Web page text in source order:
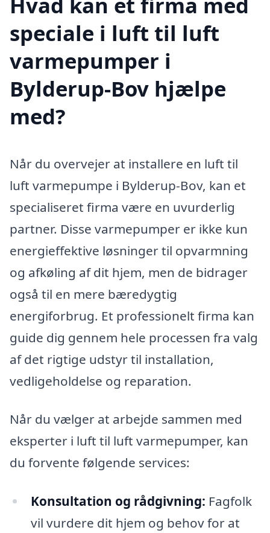
speciale i luft til luft
varmepumper i
Bylderup-Bov hjælpe
med?
Når du overvejer at installere en luft til
luft varmepumpe i Bylderup-Bov, kan et
specialiseret firma være en uvurderlig
partner. Disse varmepumper er ikke kun
energieffektive løsninger til opvarmning
og afkøling af dit hjem, men de bidrager
også til en mere bæredygtig
energiforbrug. Et professionelt firma kan
guide dig gennem hele processen fra valg
af det rigtige udstyr til installation,
vedligeholdelse og reparation.
Når du vælger at arbejde sammen med
eksperter i luft til luft varmepumper, kan
du forvente følgende services:
Konsultation og rådgivning: Fagfolk
vil vurdere dit hjem og behov for at